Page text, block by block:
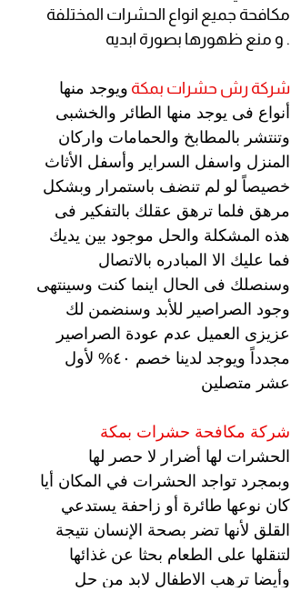
مكافحة جميع انواع الحشرات المختلفة
و منع ظهورها بصورة ابديه .
شركة رش حشرات بمكة ويوجد منها
أنواع فى يوجد منها الطائر والخشبى
وتنتشر بالمطابخ والحمامات واركان
المنزل واسفل السراير وأسفل الأثاث
خصيصاً لو لم تنضف باستمرار وبشكل
مرهق فلما ترهق عقلك بالتفكير فى
هذه المشكلة والحل موجود بين يديك
فما عليك الا المبادره بالاتصال
وسنصلك فى الحال اينما كنت وسينتهى
وجود الصراصير للأبد وسنضمن لك
عزيزى العميل عدم عودة الصراصير
مجدداً ويوجد لدينا خصم ٤٠% لأول
عشر متصلين
شركة مكافحة حشرات بمكة
الحشرات لها أضرار لا حصر لها
وبمجرد تواجد الحشرات في المكان أيا
كان نوعها طائرة أو زاحفة يستدعي
القلق لأنها تضر بصحة الإنسان نتيجة
لتنقلها على الطعام بحثا عن غذائها
وأيضا ترهب الاطفال لابد من حل